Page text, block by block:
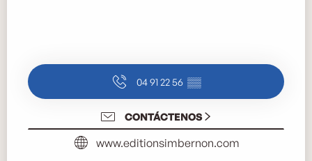
04 91 22 56 ▒▒
CONTÁCTENOS
www.editionsimbernon.com